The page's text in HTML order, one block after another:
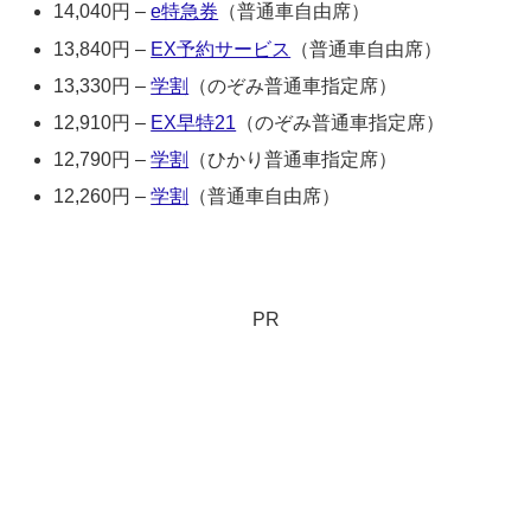
14,040円 –e特急券 （普通車自由席）
13,840円 – EX予約サービス
（普通車自由席）
13,330円 –学割
（のぞみ普通車指定席）
12,910円 – EX早特21 （のぞみ普通車指定席）
12,790円 –学割
（ひかり普通車指定席）
12,260円 –学割 （普通車自由席）
PR